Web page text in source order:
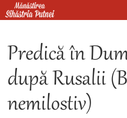
Mergi la conţinutul principal
Predică în
după Rusalii
nemilostiv)